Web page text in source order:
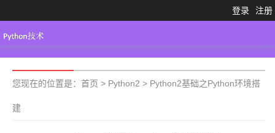
登录 注册
Python3.X 工具大全 Python代码
您现在的位置是： 首页 > Python2 > Python2基础之Python环境搭
建